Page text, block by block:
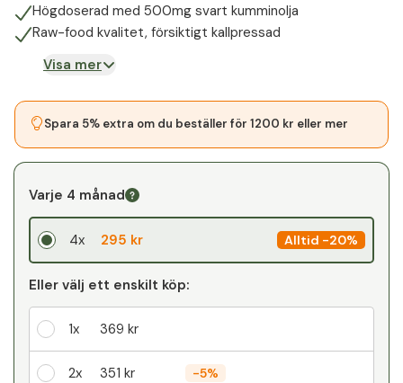
Högdoserad med 500mg svart kumminolja
Raw-food kvalitet, försiktigt kallpressad
Visa mer
Spara 5% extra om du beställer för 1200 kr eller mer
Varje 4 månad
4x 295 kr Alltid -20%
Eller välj ett enskilt köp:
1x 369 kr
2x 351 kr -5%